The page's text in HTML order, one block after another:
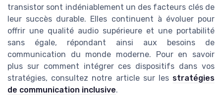
transistor sont indéniablement un des facteurs clés de
leur succès durable. Elles continuent à évoluer pour
offrir une qualité audio supérieure et une portabilité
sans égale, répondant ainsi aux besoins de
communication du monde moderne. Pour en savoir
plus sur comment intégrer ces dispositifs dans vos
stratégies, consultez notre article sur les stratégies
de communication inclusive.